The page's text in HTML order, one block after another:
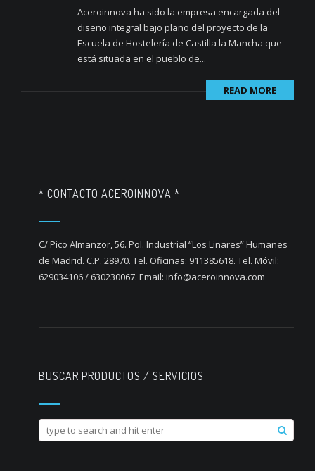
Aceroinnova ha sido la empresa encargada del
diseño integral bajo plano del proyecto de la
Escuela de Hostelería de Castilla la Mancha que
está situada en el pueblo de...
READ MORE
* CONTACTO ACEROINNOVA *
C/ Pico Almanzor, 56. Pol. Industrial “Los Linares” Humanes
de Madrid. C.P. 28970. Tel. Oficinas: 911385618. Tel. Móvil:
629034106 / 630230067. Email: info@aceroinnova.com
BUSCAR PRODUCTOS / SERVICIOS